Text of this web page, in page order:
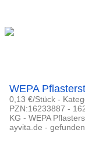
WEPA
0,13 €/Stück -
PZN:16233887 -
KG - WEPA
ayvita.de -